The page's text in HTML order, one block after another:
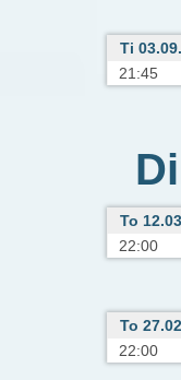
Ti
21:45
To
22:00
To
22:00